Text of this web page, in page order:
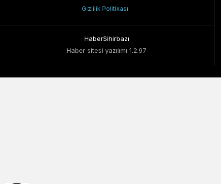
Gizlilik Politikası
HaberSihirbazı
Haber sitesi yazılımı 1.2.97